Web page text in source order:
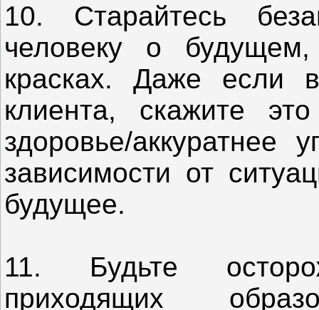
10. Старайтесь
человеку о
красках. Даже если
клиента, скажите
здоровье/
зависимости от
будущее.
11. Будьте
приходящих